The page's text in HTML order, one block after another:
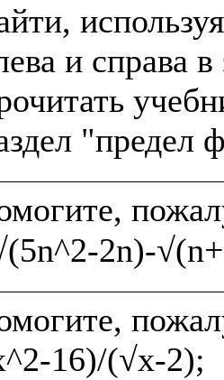
и справа
16)/(√x-2);